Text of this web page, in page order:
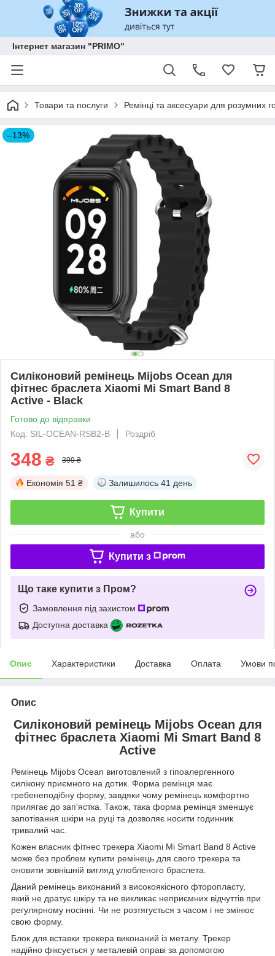
Інтернет магазин "PRIMO"
Товари та послуги Ремінці та аксесуари для розумних
–13%
Силіконовий ремінець Mijobs Ocean для
фітнес браслета Xiaomi Mi Smart Band 8
Active - Black
Готово до відправки
Код: SIL-OCEAN-RSB2-B
Роздріб
348 ₴ 399 ₴
Економія 51 ₴ Залишилось 41 день
Купити
або
Купити з
Що таке купити з Пром?
Замовлення під захистом
Доступна доставка
Опис Характеристики Доставка Оплата Умови
Опис
Силіконовий ремінець Mijobs Ocean для
фітнес браслета Xiaomi Mi Smart Band 8
Active
Ремінець Mijobs Ocean виготовлений з гіпоалергенного
силікону приємного на дотик. Форма ремінця має
гребенеподібну форму, завдяки чому ремінець комфортно
прилягає до зап'ястка. Також, така форма ремінця зменшує
запотівання шкіри на руці та дозволяє носити годинник
тривалий час.
Кожен власник фітнес трекера Xiaomi Mi Smart Band 8 Active
може без проблем купити ремінець для свого трекера та
оновити зовнішній вигляд улюбленого браслета.
Даний ремінець виконаний з високоякісного фторопласту,
який не дратує шкіру та не викликає неприємних відчуттів при
регулярному носінні. Чи не розтягується з часом і не змінює
свою форму.
Блок для вставки трекера виконаний із металу. Трекер
надійно фіксується у металевій оправі за допомогою